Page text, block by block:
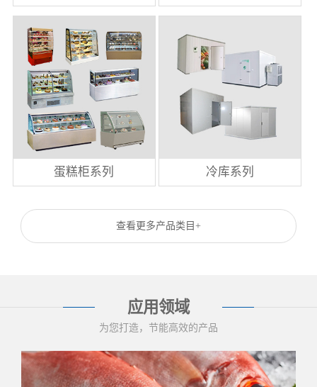
蛋糕柜系列 冷库系列
查看更多产品类目+
应用领域
为您打造，节能高效的产品